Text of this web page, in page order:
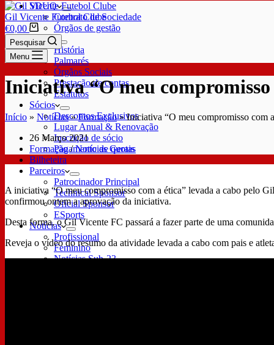
SDUQ
Contrato de Sociedade
Órgãos de gestão
Clube
História
Palmarés
Órgãos Sociais
Prestação de contas
Estatutos
Sócios
Descontos Exclusivos
Lugar Anual & Renovação
Inscrição de sócio
Pagamento de quotas
Bilheteira
Parceiros
Patrocinador Principal
Technical Sponsor
Oficial Sponsor
ESports
Notícias
Profissional
Feminino
Notícias Sub-23
Gil Vicente Futebol Clube
€0,00
Pesquisar
Menu
Iniciativa “O meu
Início » Notícias»Formação»Iniciativa “O meu compromisso com
26 Março 2021
Formação/Notícias Gerais
A iniciativa “O meu compromisso com a ética” levada a cabo pelo
confirmou ontem a aprovação da iniciativa.
Desta forma, o Gil Vicente FC passará a fazer parte de uma
Reveja o vídeo do resumo da atividade levada a cabo com pais e